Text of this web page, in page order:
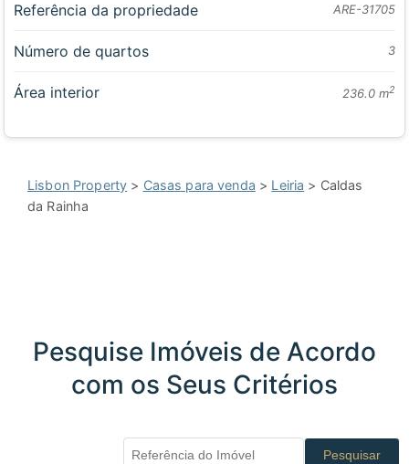
Referência da propriedade ARE-31705
Número de quartos 3
Área interior 236.0 m2
Lisbon Property > Casas para venda > Leiria > Caldas
da Rainha
Pesquise Imóveis de Acordo
com os Seus Critérios
Pesquisar